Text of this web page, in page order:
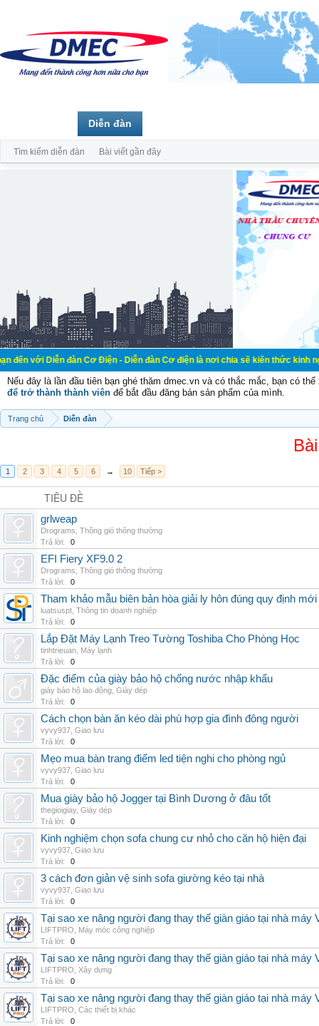
đàn Cơ Điện - Diễn đàn Cơ điện là nơi chia sẽ kiến thức kinh nghiệm
Nếu đây là lần đầu tiên bạn ghé thăm dmec.vn và có thắc mắc, bạn có
để trở thành thành viên để bắt đầu đăng bán sản phẩm của mình.
Trang chủ Diễn đàn
1 2 3 4 5 6 → 10 Tiếp >
TIÊU ĐỀ
grlweap
Drograms Thông gió thông thường
Trả lời:
0
EFI Fiery XF9.0 2
Drograms Thông gió thông thường
Trả lời:
0
Tham khảo mẫu biên bản hòa giải ly hôn đúng quy định mới
luatsuspt Thông tin doanh nghiệp
Trả lời:
0
Lắp Đặt Máy Lạnh Treo Tường Toshiba Cho Phòng Học
tinhtrieuan Máy lạnh
Trả lời:
0
Đặc điểm của giày bảo hộ chống nước nhập khẩu
giày bảo hộ lao động Giày dép
Trả lời:
0
Cách chọn bàn ăn kéo dài phù hợp gia đình đông người
vyvy937 Giao lưu
Trả lời:
0
Mẹo mua bàn trang điểm led tiện nghi cho phòng ngủ
vyvy937 Giao lưu
Trả lời:
0
Mua giày bảo hộ Jogger tại Bình Dương ở đâu tốt
thegioigiay, Giày dép
Trả lời:
0
Kinh nghiệm chọn sofa chung cư nhỏ cho căn hộ hiện đại
vyvy937 Giao lưu
Trả lời:
0
3 cách đơn giản vệ sinh sofa giường kéo tại nhà
vyvy937 Giao lưu
Trả lời:
0
Tại sao xe nâng người đang thay thế giàn giáo tại nhà máy
LIFTPRO
Máy móc công nghiệp
Trả lời:
0
Tại sao xe nâng người đang thay thế giàn giáo tại nhà máy
LIFTPRO
Xây dựng
Trả lời:
0
Tại sao xe nâng người đang thay thế giàn giáo tại nhà máy
LIFTPRO Các thiết bị khác
Trả lời:
0
Diễn đàn
Tìm kiếm diễn đàn Bài viết gần đây